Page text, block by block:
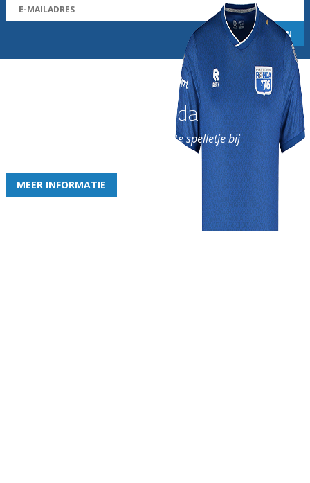
Word nu lid van Rohda
en geniet iedere week van het leukste spelletje bij
MEER INFORMATIE